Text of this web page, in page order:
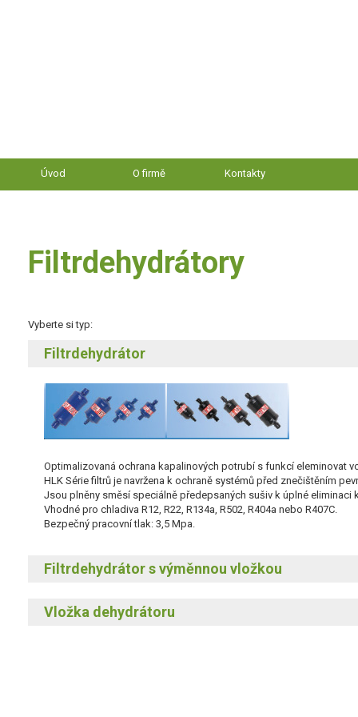
Úvod O firmě Kontakty
Filtrdehydrátory
Vyberte si typ:
Filtrdehydrátor
Optimalizovaná ochrana kapalinových potrubí s funkcí eleminovat
HLK Série filtrů je navržena k ochraně systémů před znečištěním
Jsou plněny směsí speciálně předepsaných sušiv k úplné
Vhodné pro chladiva R12, R22, R134a, R502, R404a nebo R407C.
Bezpečný pracovní tlak: 3,5 Mpa.
Filtrdehydrátor s výměnnou vložkou
Vložka dehydrátoru